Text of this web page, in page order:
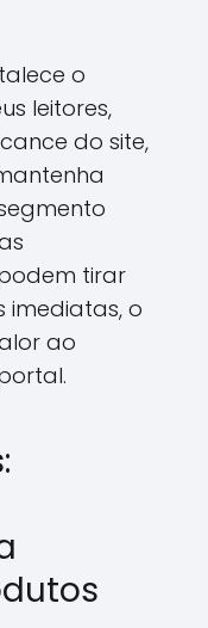
o
leitores,
do site,
tirar
imediatas, o
ao